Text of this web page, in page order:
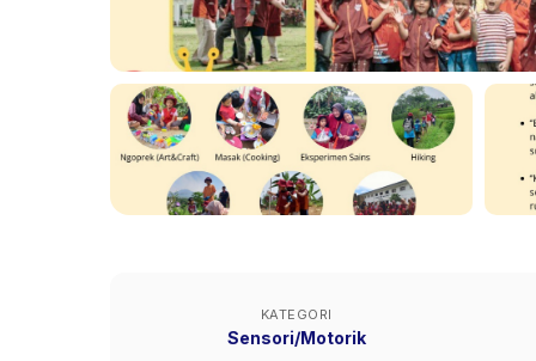
KATEGORI
Sensori/Motorik